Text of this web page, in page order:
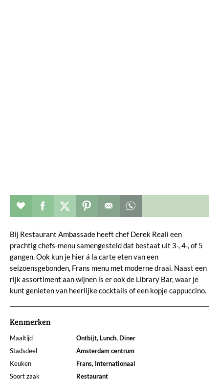
Restaurant toevoegen aan favorieten
Deel dit op facebook
Deel dit op twitter
Deel dit op pinterest
Bij Restaurant Ambassade heeft chef Derek Reali een
prachtig chefs-menu samengesteld dat bestaat uit 3-, 4-, of 5
gangen. Ook kun je hier á la carte eten van een
seizoensgebonden, Frans menu met moderne draai. Naast een
rijk assortiment aan wijnen is er ook de Library Bar, waar je
kunt genieten van heerlijke cocktails of een kopje cappuccino.
Kenmerken
Maaltijd
Ontbijt, Lunch, Diner
Stadsdeel
Amsterdam centrum
Keuken
Frans, Internationaal
Soort zaak
Restaurant